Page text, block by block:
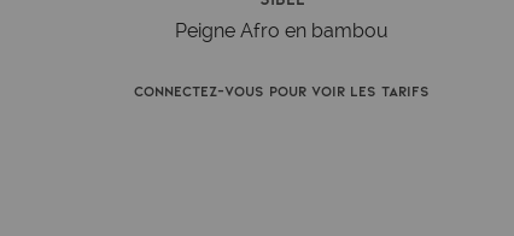
Peigne Afro en bambou
Connectez-vous pour voir les tarifs